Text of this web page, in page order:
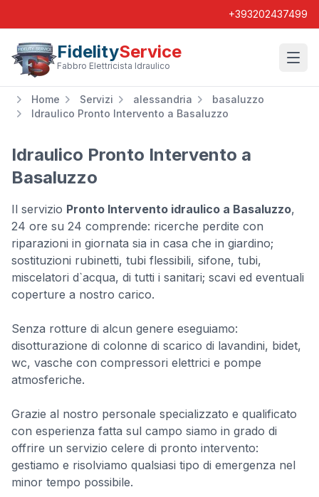
+393202437499
FidelityService
Fabbro Elettricista Idraulico
Home Servizi alessandria
basaluzzo
Idraulico Pronto Intervento a Basaluzzo
Idraulico Pronto Intervento a
Basaluzzo
Il servizio Pronto Intervento idraulico a Basaluzzo,
24 ore su 24 comprende: ricerche perdite con
riparazioni in giornata sia in casa che in giardino;
sostituzioni rubinetti, tubi flessibili, sifone, tubi,
miscelatori d`acqua, di tutti i sanitari; scavi ed eventuali
coperture a nostro carico.
Senza rotture di alcun genere eseguiamo:
disotturazione di colonne di scarico di lavandini, bidet,
wc, vasche con compressori elettrici e pompe
atmosferiche.
Grazie al nostro personale specializzato e qualificato
con esperienza fatta sul campo siamo in grado di
offrire un servizio celere di pronto intervento:
gestiamo e risolviamo qualsiasi tipo di emergenza nel
minor tempo possibile.